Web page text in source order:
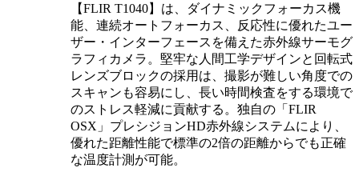
【FLIR T1040】は、ダイナミックフォーカス機
能、連続オートフォーカス、反応性に優れたユー
ザー・インターフェースを備えた赤外線サーモグ
ラフィカメラ。堅牢な人間工学デザインと回転式
レンズブロックの採用は、撮影が難しい角度での
スキャンも容易にし、長い時間検査をする環境で
のストレス軽減に貢献する。独自の「FLIR
OSX」プレシジョンHD赤外線システムにより、
優れた距離性能で標準の2倍の距離からでも正確
な温度計測が可能。